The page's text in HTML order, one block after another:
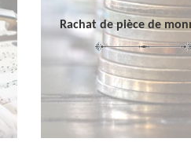
Rachat de pièce de